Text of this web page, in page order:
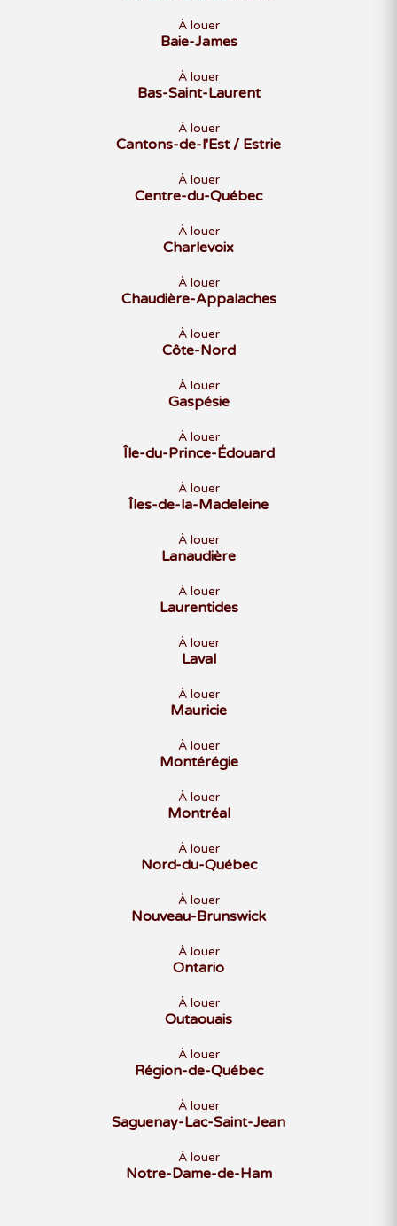
À louer
Baie-James
À louer
Bas-Saint-Laurent
À louer
Cantons-de-l'Est / Estrie
À louer
Centre-du-Québec
À louer
Charlevoix
À louer
Chaudière-Appalaches
À louer
Côte-Nord
À louer
Gaspésie
À louer
Île-du-Prince-Édouard
À louer
Îles-de-la-Madeleine
À louer
Lanaudière
À louer
Laurentides
À louer
Laval
À louer
Mauricie
À louer
Montérégie
À louer
Montréal
À louer
Nord-du-Québec
À louer
Nouveau-Brunswick
À louer
Ontario
À louer
Outaouais
À louer
Région-de-Québec
À louer
Saguenay-Lac-Saint-Jean
À louer
Notre-Dame-de-Ham